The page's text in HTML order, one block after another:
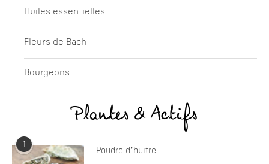
Huiles essentielles
Fleurs de Bach
Bourgeons
Plantes & Actifs
1
Poudre d’huitre